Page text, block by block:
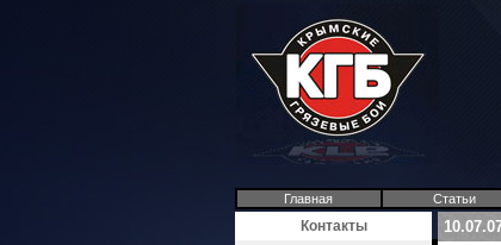
Главная
Статьи
Контакты